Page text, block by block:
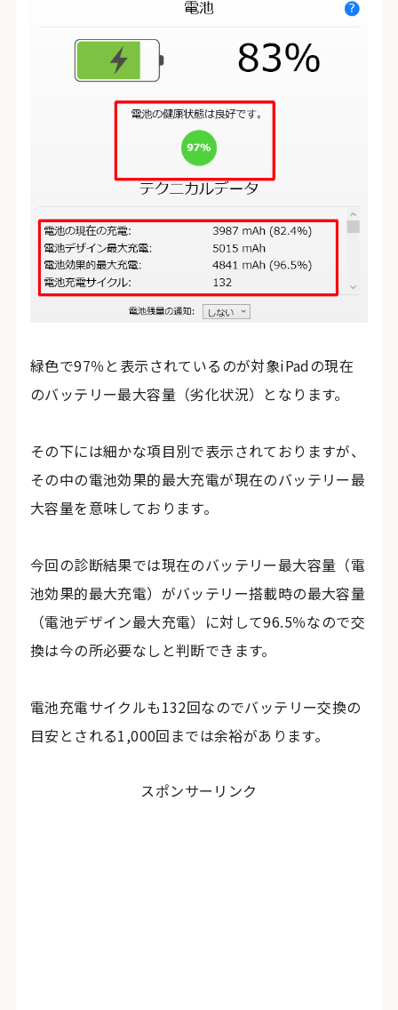
緑色で97％と表示されているのが対象iPadの現在
のバッテリー最大容量（劣化状況）となります。
その下には細かな項目別で表示されておりますが、
その中の電池効果的最大充電が現在のバッテリー最
大容量を意味しております。
今回の診断結果では現在のバッテリー最大容量（電
池効果的最大充電）がバッテリー搭載時の最大容量
（電池デザイン最大充電）に対して96.5％なので交
換は今の所必要なしと判断できます。
電池充電サイクルも132回なのでバッテリー交換の
目安とされる1,000回までは余裕があります。
スポンサーリンク